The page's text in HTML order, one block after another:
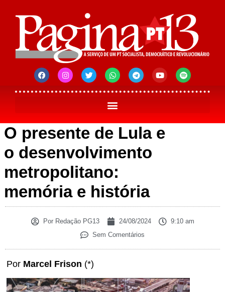
O presente de Lula e
o desenvolvimento
metropolitano:
memória e história
PorRedação PG13 24/08/2024
9:10 am
Sem Comentários
Por Marcel Frison (*)